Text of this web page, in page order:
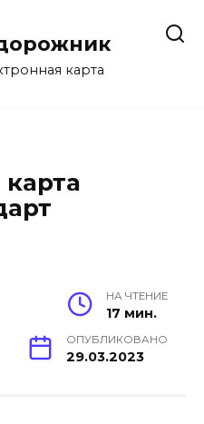
карта
НА ЧТЕНИЕ
17 мин.
ОПУБЛИКОВАНО
29.03.2023